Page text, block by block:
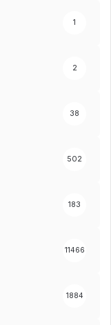
1
2
38
502
183
11466
1884